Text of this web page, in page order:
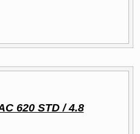
620 STD / 4.8